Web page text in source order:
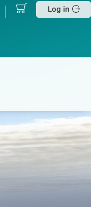
Zoeken
Mijn
winkelmand
BetalenLog in